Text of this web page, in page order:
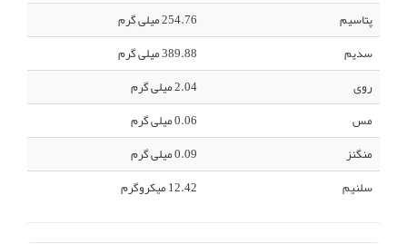
پتاسیم
254.76 میلی گرم
سدیم
389.88 میلی گرم
روی
2.04 میلی گرم
مس
0.06 میلی گرم
منگنز
0.09 میلی گرم
سلنیم
12.42 میکروگرم